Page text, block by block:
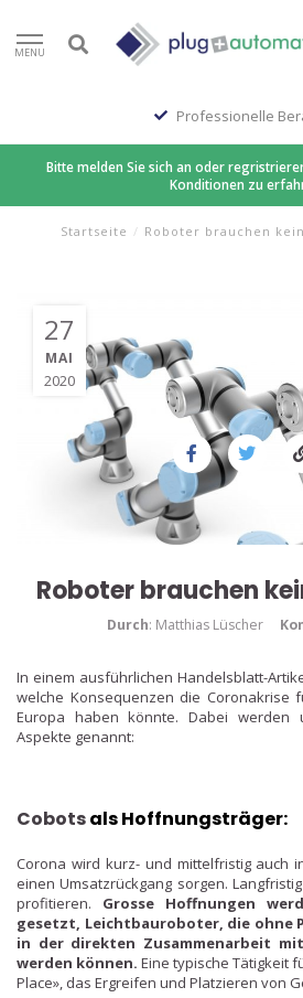
MENU
Professionelle
Bitte melden Sie sich an oder
Konditionen zu
Startseite / Roboter brauchen
27
MAI
2020
Roboter brauchen
Durch: Matthias Lüscher
In einem ausführlichen Handelsblatt-
welche Konsequenzen die Coronakrise
Europa haben könnte. Dabei werden
Aspekte genannt:
Cobotsals Hoffnungsträger:
Corona wird kurz- und mittelfristig auch
einen Umsatzrückgang sorgen.
profitieren. Grosse Hoffnungen
gesetzt, Leichtbauroboter, die ohne
in der direkten Zusammenarbeit
werden können. Eine typische Tätigkeit
Place», das Ergreifen und Platzieren von